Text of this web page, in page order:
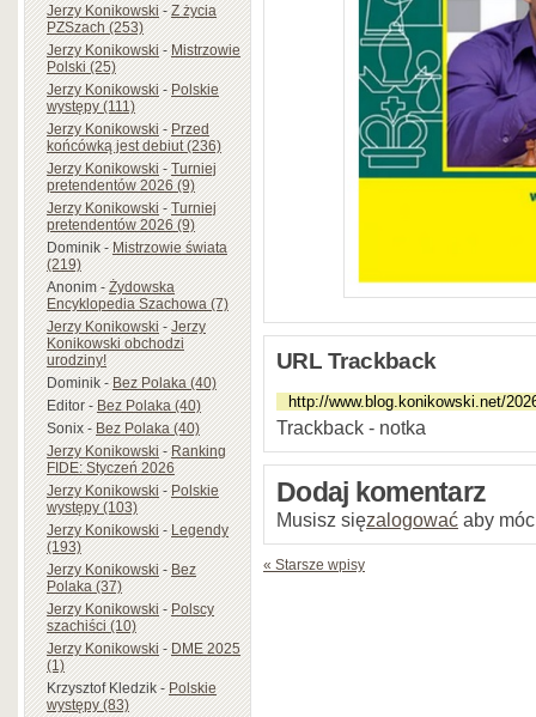
Jerzy Konikowski-Z życia
PZSzach (253)
Jerzy Konikowski-Mistrzowie
Polski (25)
Jerzy Konikowski-Polskie
występy (111)
Jerzy Konikowski-Przed
końcówką jest debiut (236)
Jerzy Konikowski-Turniej
pretendentów 2026 (9)
Jerzy Konikowski-Turniej
pretendentów 2026 (9)
Dominik-Mistrzowie świata
(219)
Anonim-Żydowska
Encyklopedia Szachowa (7)
Jerzy Konikowski-Jerzy
Konikowski obchodzi
urodziny!
Dominik-Bez Polaka (40)
Editor-Bez Polaka (40)
Sonix-Bez Polaka (40)
Jerzy Konikowski-Ranking
FIDE: Styczeń 2026
Jerzy Konikowski-Polskie
występy (103)
Jerzy Konikowski-Legendy
(193)
Jerzy Konikowski-Bez
Polaka (37)
Jerzy Konikowski-Polscy
szachiści (10)
Jerzy Konikowski-DME 2025
(1)
Krzysztof Kledzik-Polskie
występy (83)
URL Trackback
Trackback - notka
Dodaj komentarz
Musisz sięzalogować aby
« Starsze wpisy